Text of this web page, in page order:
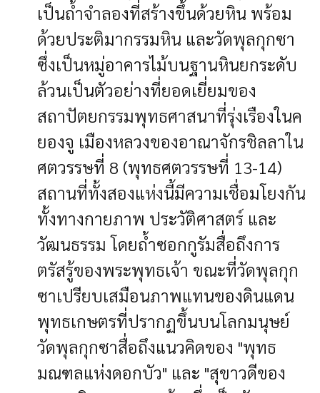
เป็นถ้ำจำลองที่สร้างขึ้นด้วยหิน พร้อม
ด้วยประติมากรรมหิน และวัดพุลกุกซา
ซึ่งเป็นหมู่อาคารไม้บนฐานหินยกระดับ
ล้วนเป็นตัวอย่างที่ยอดเยี่ยมของ
สถาปัตยกรรมพุทธศาสนาที่รุ่งเรืองในค
ยองจู เมืองหลวงของอาณาจักรชิลลาใน
ศตวรรษที่ 8 (พุทธศตวรรษที่ 13-14)
สถานที่ทั้งสองแห่งนี้มีความเชื่อมโยงกัน
ทั้งทางกายภาพ ประวัติศาสตร์ และ
วัฒนธรรม โดยถ้ำซอกกูรัมสื่อถึงการ
ตรัสรู้ของพระพุทธเจ้า ขณะที่วัดพุลกุก
ซาเปรียบเสมือนภาพแทนของดินแดน
พุทธเกษตรที่ปรากฏขึ้นบนโลกมนุษย์
วัดพุลกุกซาสื่อถึงแนวคิดของ "พุทธ
มณฑลแห่งดอกบัว" และ "สุขาวดีของ